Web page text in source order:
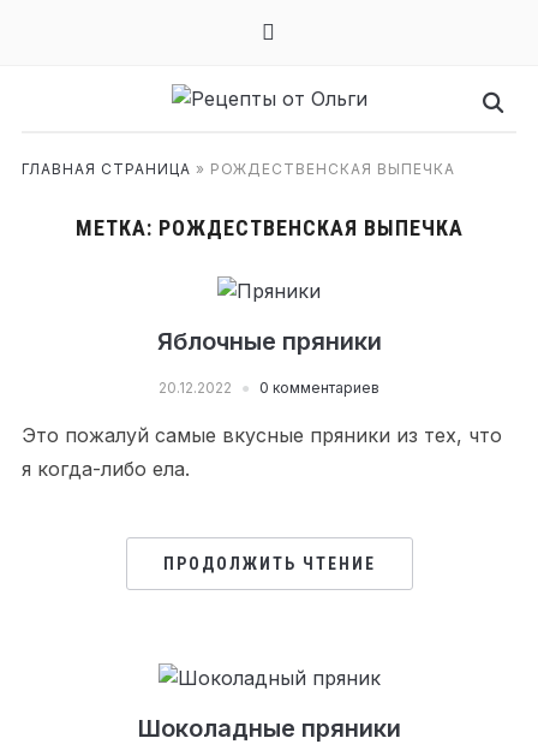
mail
ГЛАВНАЯ СТРАНИЦА » РОЖДЕСТВЕНСКАЯ ВЫПЕЧКА
МЕТКА: РОЖДЕСТВЕНСКАЯ ВЫПЕЧКА
Яблочные пряники
20.12.2022 0 комментариев
Это пожалуй самые вкусные пряники из тех, что
я когда-либо ела.
ПРОДОЛЖИТЬ ЧТЕНИЕ
Шоколадные пряники